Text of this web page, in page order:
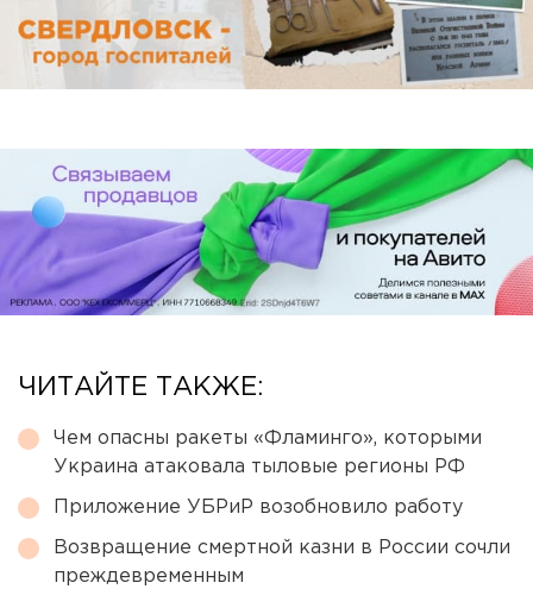
ЧИТАЙТЕ ТАКЖЕ:
Чем опасны ракеты «Фламинго», которыми
Украина атаковала тыловые регионы РФ
Приложение УБРиР возобновило работу
Возвращение смертной казни в России сочли
преждевременным